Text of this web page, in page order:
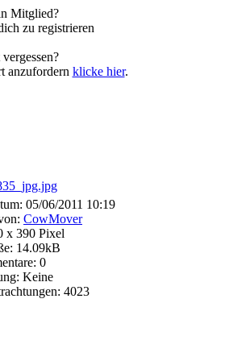
Mitglied?
zu registrieren
anzufordern klicke hier.
05/06/2011 10:19
CowMover
x 390 Pixel
14.09kB
0
Keine
4023